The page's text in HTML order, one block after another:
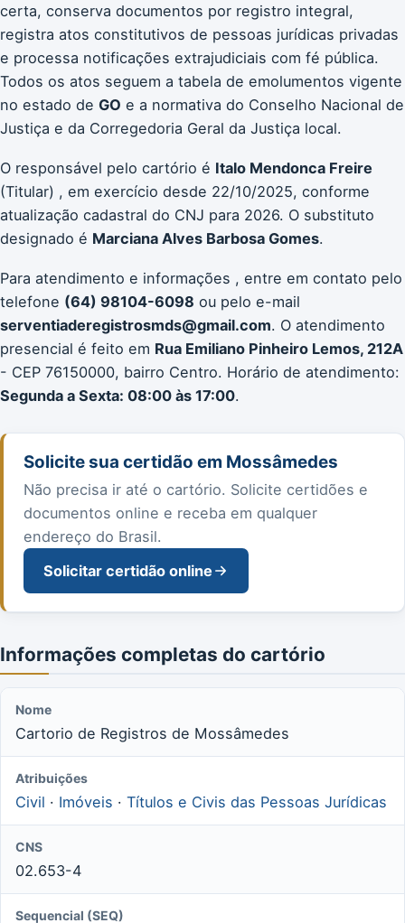
certa, conserva documentos por registro integral,
registra atos constitutivos de pessoas jurídicas privadas
e processa notificações extrajudiciais com fé pública.
Todos os atos seguem a tabela de emolumentos vigente
no estado de GO e a normativa do Conselho Nacional de
Justiça e da Corregedoria Geral da Justiça local.
O responsável pelo cartório é Italo Mendonca Freire
(Titular) , em exercício desde 22/10/2025, conforme
atualização cadastral do CNJ para 2026. O substituto
designado é Marciana Alves Barbosa Gomes.
Para atendimento e informações , entre em contato pelo
telefone (64) 98104-6098 ou pelo e-mail
serventiaderegistrosmds@gmail.com. O atendimento
presencial é feito em Rua Emiliano Pinheiro Lemos, 212A
- CEP 76150000, bairro Centro. Horário de atendimento:
Segunda a Sexta: 08:00 às 17:00.
Solicite sua certidão em Mossâmedes
Não precisa ir até o cartório. Solicite certidões e
documentos online e receba em qualquer
endereço do Brasil.
Solicitar certidão online
Informações completas do cartório
Nome
Cartorio de Registros de Mossâmedes
Atribuições
Civil · Imóveis · Títulos e Civis das Pessoas Jurídicas
CNS
02.653-4
Sequencial (SEQ)